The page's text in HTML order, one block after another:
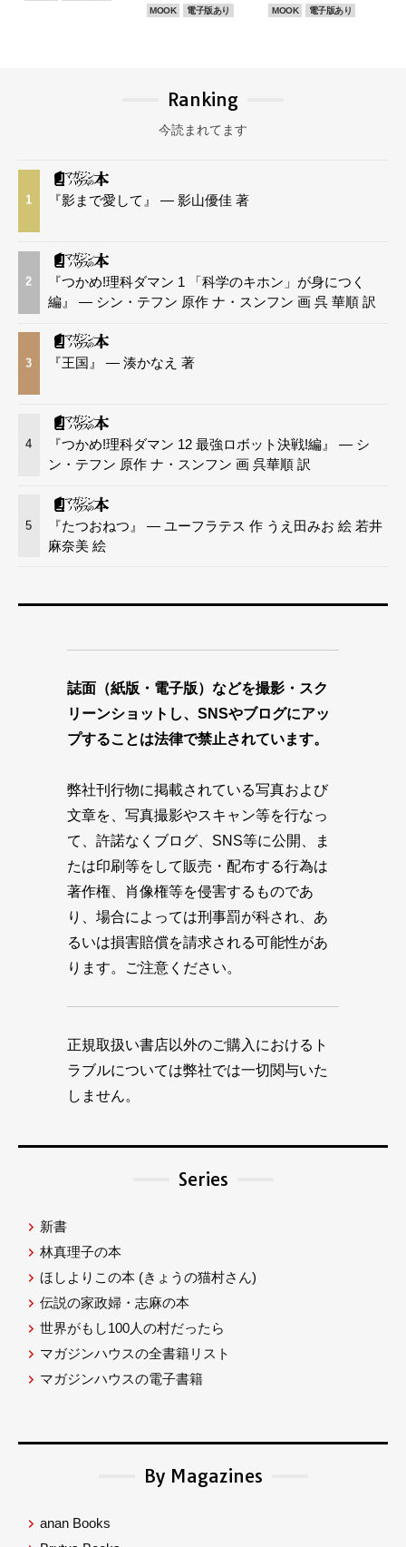
MOOK 電子版あり MOOK 電子版あり
Ranking
今読まれてます
1 『影まで愛して』 — 影山優佳 著
2
『つかめ!理科ダマン 1 「科学のキホン」が身につく
編』 — シン・テフン 原作 ナ・スンフン 画 呉 華順 訳
3 『王国』 — 湊かなえ 著
4
『つかめ!理科ダマン 12 最強ロボット決戦!編』 — シ
ン・テフン 原作 ナ・スンフン 画 呉華順 訳
5
『たつおねつ』 — ユーフラテス 作 うえ田みお 絵 若井
麻奈美 絵
誌面（紙版・電子版）などを撮影・スク
リーンショットし、SNSやブログにアッ
プすることは法律で禁止されています。
弊社刊行物に掲載されている写真および
文章を、写真撮影やスキャン等を行なっ
て、許諾なくブログ、SNS等に公開、ま
たは印刷等をして販売・配布する行為は
著作権、肖像権等を侵害するものであ
り、場合によっては刑事罰が科され、あ
るいは損害賠償を請求される可能性があ
ります。ご注意ください。
正規取扱い書店以外のご購入におけるト
ラブルについては弊社では一切関与いた
しません。
Series
新書
林真理子の本
ほしよりこの本 (きょうの猫村さん)
伝説の家政婦・志麻の本
世界がもし100人の村だったら
マガジンハウスの全書籍リスト
マガジンハウスの電子書籍
By Magazines
anan Books